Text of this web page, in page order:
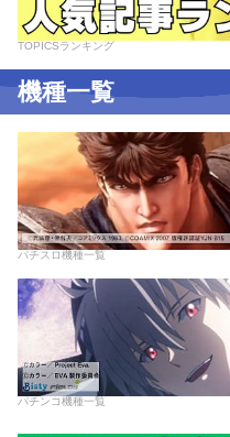
TOPICSランキング
機種一覧
パチスロ機種一覧
パチンコ機種一覧